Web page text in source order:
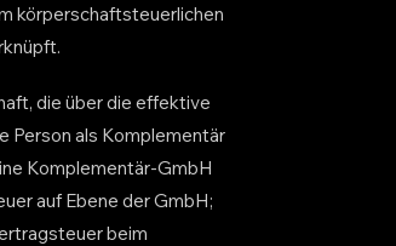
körperschaftsteuerlichen
die über die effektive
Person als Komplementär
Komplementär-GmbH
auf Ebene der GmbH;
beim